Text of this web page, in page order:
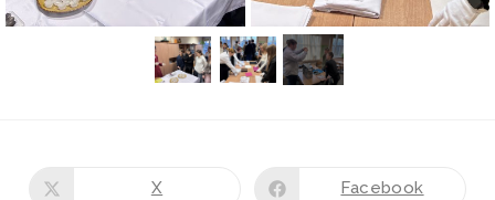
X Facebook